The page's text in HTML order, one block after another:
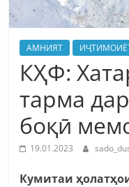
АМНИЯТ
КҲФ:
тарма
боқӣ
19.01.2023
Кумитаи